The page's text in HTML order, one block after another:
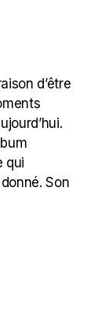
d’être
qui
Son